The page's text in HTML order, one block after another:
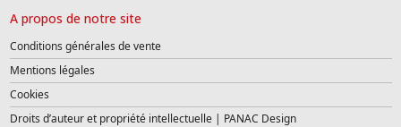
A propos de notre site
Conditions générales de vente
Mentions légales
Cookies
Droits d’auteur et propriété intellectuelle | PANAC Design